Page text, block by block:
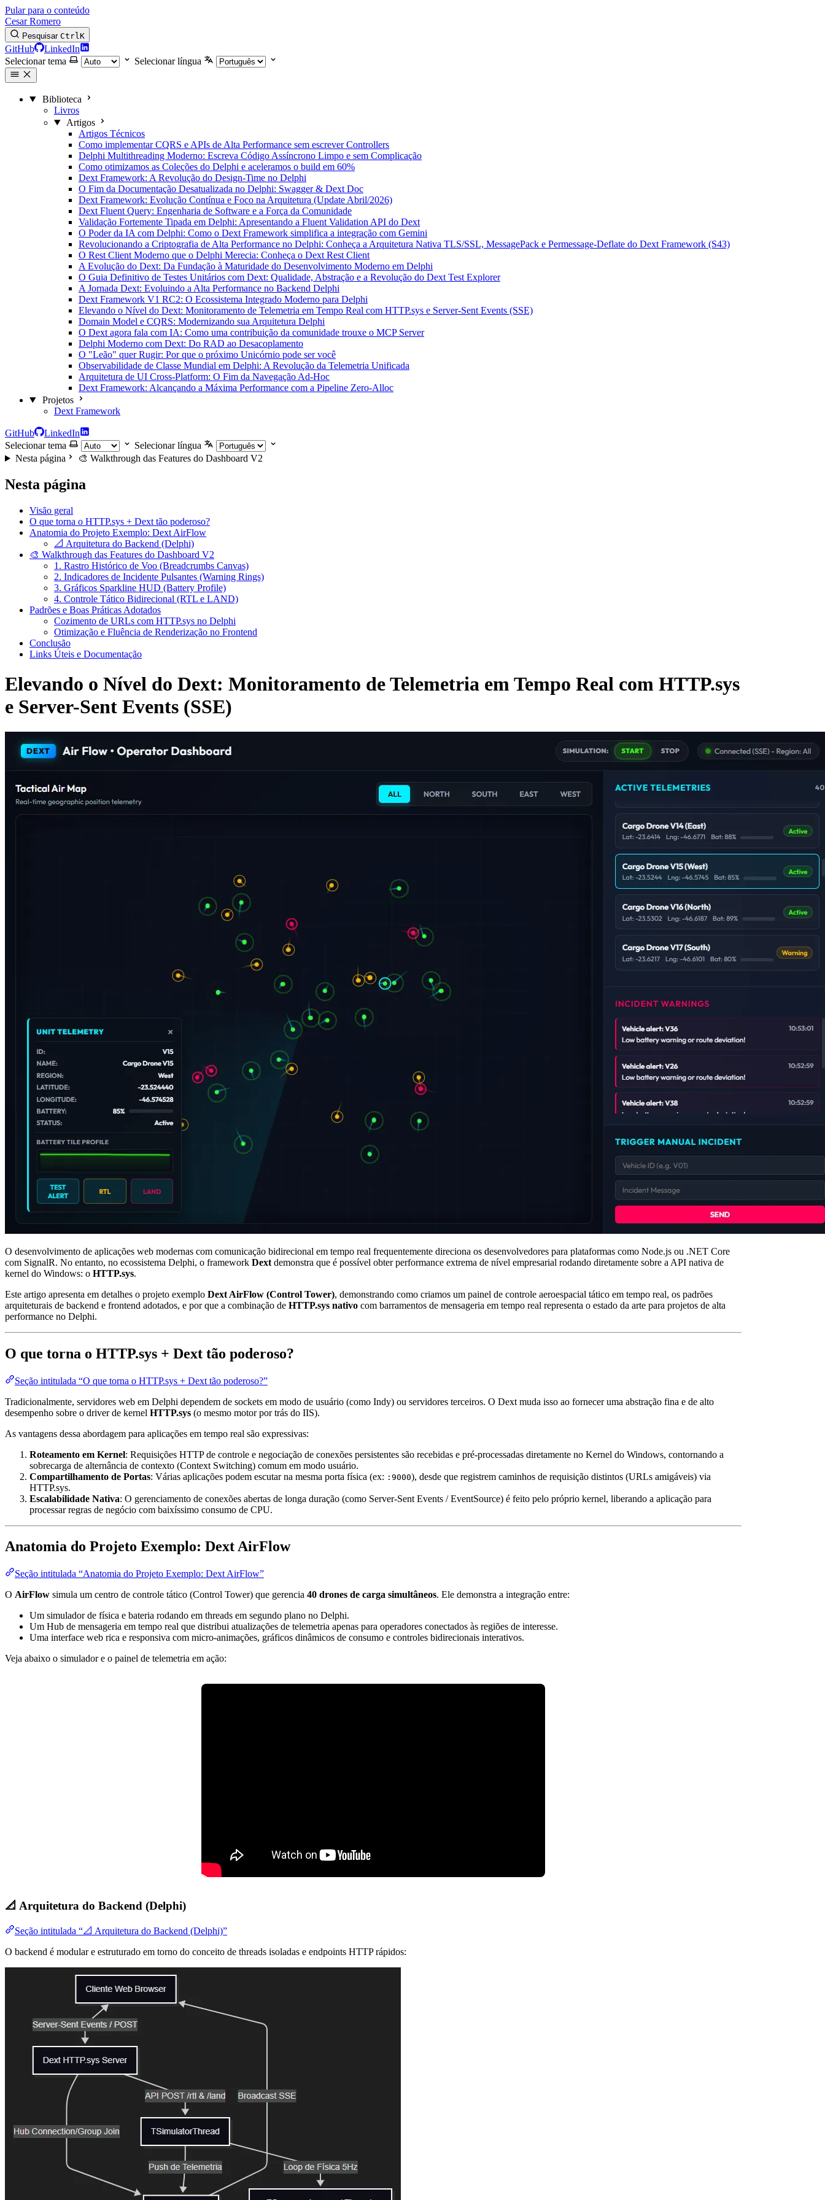
Pular para o conteúdo
Cesar Romero
Pesquisar CtrlK
GitHub
LinkedIn
Selecionar tema
Selecionar língua
Biblioteca
Livros
Artigos
Artigos Técnicos
Como implementar CQRS e APIs de Alta Performance sem escrever Controllers
Delphi Multithreading Moderno: Escreva Código Assíncrono Limpo e sem Complicação
Como otimizamos as Coleções do Delphi e aceleramos o build em 60%
Dext Framework: A Revolução do Design-Time no Delphi
O Fim da Documentação Desatualizada no Delphi: Swagger & Dext Doc
Dext Framework: Evolução Contínua e Foco na Arquitetura (Update Abril/2026)
Dext Fluent Query: Engenharia de Software e a Força da Comunidade
Validação Fortemente Tipada em Delphi: Apresentando a Fluent Validation API do Dext
O Poder da IA com Delphi: Como o Dext Framework simplifica a integração com Gemini
Revolucionando a Criptografia de Alta Performance no Delphi: Conheça a Arquitetura Nativa TLS/SSL, MessagePack e Permessage-Deflate do Dext Framework (S43)
O Rest Client Moderno que o Delphi Merecia: Conheça o Dext Rest Client
A Evolução do Dext: Da Fundação à Maturidade do Desenvolvimento Moderno em Delphi
O Guia Definitivo de Testes Unitários com Dext: Qualidade, Abstração e a Revolução do Dext Test Explorer
A Jornada Dext: Evoluindo a Alta Performance no Backend Delphi
Dext Framework V1 RC2: O Ecossistema Integrado Moderno para Delphi
Elevando o Nível do Dext: Monitoramento de Telemetria em Tempo Real com HTTP.sys e Server-Sent Events (SSE)
Domain Model e CQRS: Modernizando sua Arquitetura Delphi
O Dext agora fala com IA: Como uma contribuição da comunidade trouxe o MCP Server
Delphi Moderno com Dext: Do RAD ao Desacoplamento
O "Leão" quer Rugir: Por que o próximo Unicórnio pode ser você
Observabilidade de Classe Mundial em Delphi: A Revolução da Telemetria Unificada
Arquitetura de UI Cross-Platform: O Fim da Navegação Ad-Hoc
Dext Framework: Alcançando a Máxima Performance com a Pipeline Zero-Alloc
Projetos
Dext Framework
GitHub
LinkedIn
Selecionar tema
Selecionar língua
Nesta página
🎨 Walkthrough das Features do Dashboard V2
Nesta página
Visão geral
O que torna o HTTP.sys + Dext tão poderoso?
Anatomia do Projeto Exemplo: Dext AirFlow
📐 Arquitetura do Backend (Delphi)
🎨 Walkthrough das Features do Dashboard V2
1. Rastro Histórico de Voo (Breadcrumbs Canvas)
2. Indicadores de Incidente Pulsantes (Warning Rings)
3. Gráficos Sparkline HUD (Battery Profile)
4. Controle Tático Bidirecional (RTL e LAND)
Padrões e Boas Práticas Adotados
Cozimento de URLs com HTTP.sys no Delphi
Otimização e Fluência de Renderização no Frontend
Conclusão
Links Úteis e Documentação
Elevando o Nível do Dext: Monitoramento de Telemetria em Tempo Real com HTTP.sys
e Server-Sent Events (SSE)
O desenvolvimento de aplicações web modernas com comunicação bidirecional em tempo real frequentemente direciona os desenvolvedores para plataformas como Node.js ou .NET Core
com SignalR. No entanto, no ecossistema Delphi, o framework Dext demonstra que é possível obter performance extrema de nível empresarial rodando diretamente sobre a API nativa de
kernel do Windows: o HTTP.sys.
Este artigo apresenta em detalhes o projeto exemplo Dext AirFlow (Control Tower), demonstrando como criamos um painel de controle aeroespacial tático em tempo real, os padrões
arquiteturais de backend e frontend adotados, e por que a combinação de HTTP.sys nativo com barramentos de mensageria em tempo real representa o estado da arte para projetos de alta
performance no Delphi.
O que torna o HTTP.sys + Dext tão poderoso?
Seção intitulada “O que torna o HTTP.sys + Dext tão poderoso?”
Tradicionalmente, servidores web em Delphi dependem de sockets em modo de usuário (como Indy) ou servidores terceiros. O Dext muda isso ao fornecer uma abstração fina e de alto
desempenho sobre o driver de kernel HTTP.sys (o mesmo motor por trás do IIS).
As vantagens dessa abordagem para aplicações em tempo real são expressivas:
Roteamento em Kernel: Requisições HTTP de controle e negociação de conexões persistentes são recebidas e pré-processadas diretamente no Kernel do Windows, contornando a
sobrecarga de alternância de contexto (Context Switching) comum em modo usuário.
Compartilhamento de Portas: Várias aplicações podem escutar na mesma porta física (ex: :9000), desde que registrem caminhos de requisição distintos (URLs amigáveis) via
HTTP.sys.
Escalabilidade Nativa: O gerenciamento de conexões abertas de longa duração (como Server-Sent Events / EventSource) é feito pelo próprio kernel, liberando a aplicação para
processar regras de negócio com baixíssimo consumo de CPU.
Anatomia do Projeto Exemplo: Dext AirFlow
Seção intitulada “Anatomia do Projeto Exemplo: Dext AirFlow”
O AirFlow simula um centro de controle tático (Control Tower) que gerencia 40 drones de carga simultâneos. Ele demonstra a integração entre:
Um simulador de física e bateria rodando em threads em segundo plano no Delphi.
Um Hub de mensageria em tempo real que distribui atualizações de telemetria apenas para operadores conectados às regiões de interesse.
Uma interface web rica e responsiva com micro-animações, gráficos dinâmicos de consumo e controles bidirecionais interativos.
Veja abaixo o simulador e o painel de telemetria em ação:
📐 Arquitetura do Backend (Delphi)
Seção intitulada “📐 Arquitetura do Backend (Delphi)”
O backend é modular e estruturado em torno do conceito de threads isoladas e endpoints HTTP rápidos: